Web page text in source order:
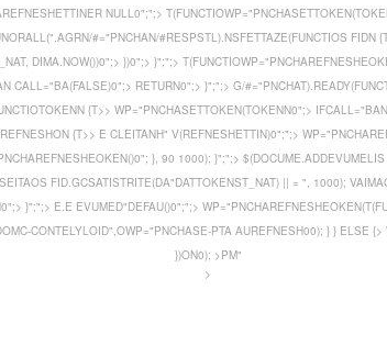
NULL0";";>
#="PNCHAN/#RESPSTL).NSFETTAZE(FUNCTIOS FIDN
DIMA.NOW())0";> })0";> }";";>
CALL="BA(FALSE)0";> RETURN0";> }";";> G/
{T>> WP="PNCHASETTOKEN(TOKENN0";>
{T>> E CLEITANH" V(REFNESHETTIN)0";";>
}, 90 1000); }";";>
FID.GCSATISTRITE(DA"DATTOKENST_NAT) || = ", 1000);
}";";> E.E EVUMED"DEFAU()0";";>
CONTELYLOID",OWP="PNCHASE-PTA AUREFNESH00); } } ELSE
})ON0); >PM"
>